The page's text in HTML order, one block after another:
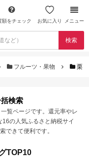
額をチェック お気に入り メニュー
検索
フルーツ・果物 栗
検索
覧ページです。還元率やレ
の人気ふるさと納税サイ
できて便利です。
TOP10